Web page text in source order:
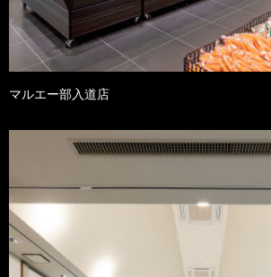
マルエー部入道店